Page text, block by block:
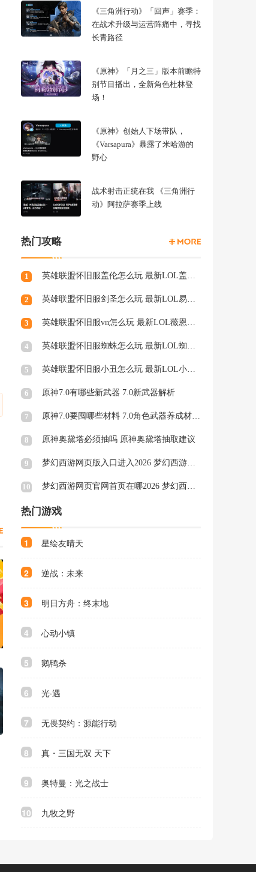
《三角洲行动》「回声」赛季：
在战术升级与运营阵痛中，寻找
长青路径
《原神》「月之三」版本前瞻特
别节目播出，全新角色杜林登
场！
《原神》创始人下场带队，
《Varsapura》暴露了米哈游的
野心
战术射击正统在我 《三角洲行
动》阿拉萨赛季上线
热门攻略
1 英雄联盟怀旧服盖伦怎么玩 最新LOL盖伦天赋符文
2 英雄联盟怀旧服剑圣怎么玩 最新LOL易天赋符文
3 英雄联盟怀旧服vn怎么玩 最新LOL薇恩天赋符文
4 英雄联盟怀旧服蜘蛛怎么玩 最新LOL蜘蛛天赋符文
5 英雄联盟怀旧服小丑怎么玩 最新LOL小丑天赋符文
6 原神7.0有哪些新武器 7.0新武器解析
7 原神7.0要囤哪些材料 7.0角色武器养成材料一览
8 原神奥黛塔必须抽吗 原神奥黛塔抽取建议
9 梦幻西游网页版入口进入2026 梦幻西游网页版秒玩官网
10 梦幻西游网页官网首页在哪2026 梦幻西游网页官网页面一览
热门游戏
1 星绘友晴天
2 逆战：未来
3 明日方舟：终末地
4 心动小镇
5 鹅鸭杀
6 光·遇
7 无畏契约：源能行动
8 真・三国无双 天下
9 奥特曼：光之战士
10 九牧之野